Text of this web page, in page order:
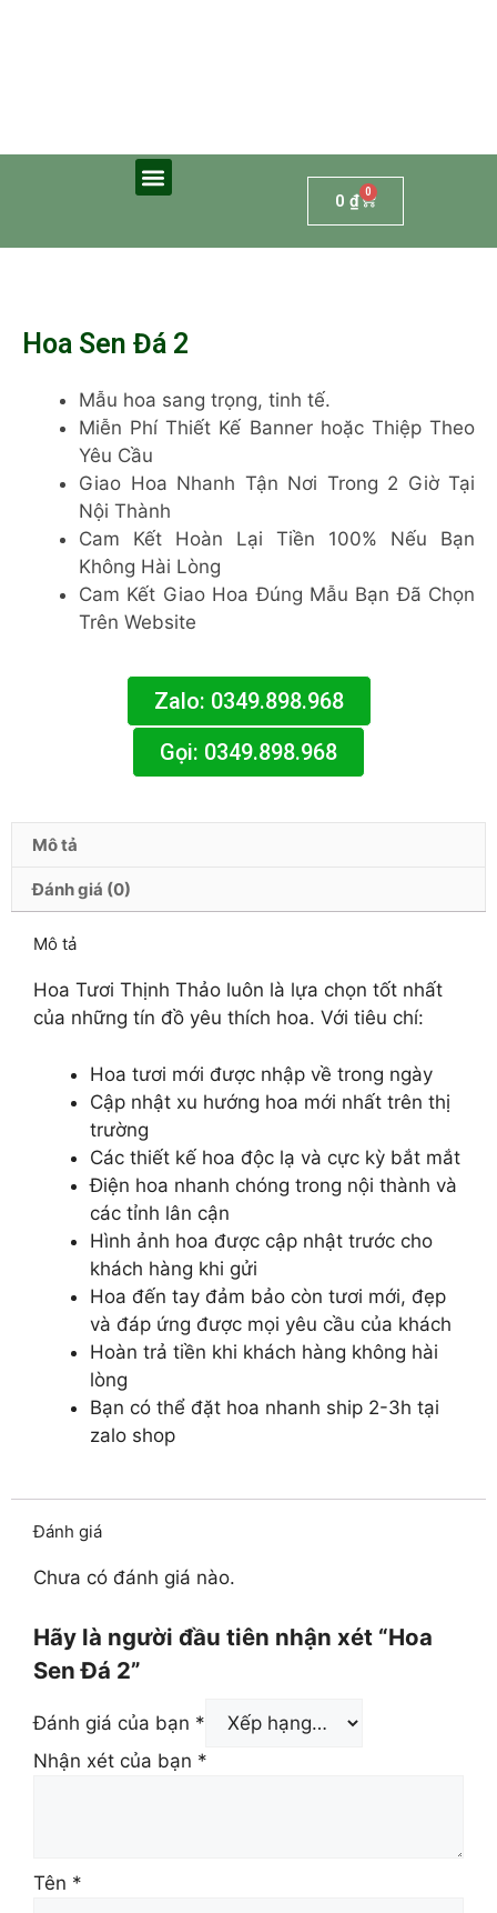
0 ₫ 0
Hoa Sen Đá 2
Mẫu hoa sang trọng, tinh tế.
Miễn Phí Thiết Kế Banner hoặc Thiệp Theo
Yêu Cầu
Giao Hoa Nhanh Tận Nơi Trong 2 Giờ Tại
Nội Thành
Cam Kết Hoàn Lại Tiền 100% Nếu Bạn
Không Hài Lòng
Cam Kết Giao Hoa Đúng Mẫu Bạn Đã Chọn
Trên Website
Zalo: 0349.898.968
Gọi: 0349.898.968
Mô tả
Đánh giá (0)
Mô tả
Hoa Tươi Thịnh Thảo luôn là lựa chọn tốt nhất
của những tín đồ yêu thích hoa. Với tiêu chí:
Hoa tươi mới được nhập về trong ngày
Cập nhật xu hướng hoa mới nhất trên thị
trường
Các thiết kế hoa độc lạ và cực kỳ bắt mắt
Điện hoa nhanh chóng trong nội thành và
các tỉnh lân cận
Hình ảnh hoa được cập nhật trước cho
khách hàng khi gửi
Hoa đến tay đảm bảo còn tươi mới, đẹp
và đáp ứng được mọi yêu cầu của khách
Hoàn trả tiền khi khách hàng không hài
lòng
Bạn có thể đặt hoa nhanh ship 2-3h tại
zalo shop
Đánh giá
Chưa có đánh giá nào.
Hãy là người đầu tiên nhận xét “Hoa
Sen Đá 2”
Đánh giá của bạn *
Nhận xét của bạn *
Tên *